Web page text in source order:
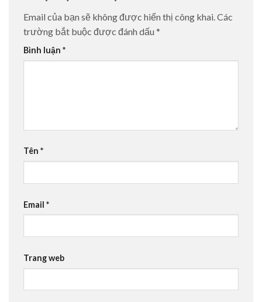
Email của bạn sẽ không được hiển thị công khai.Các
trường bắt buộc được đánh dấu *
Bình luận *
Tên *
Email *
Trang web